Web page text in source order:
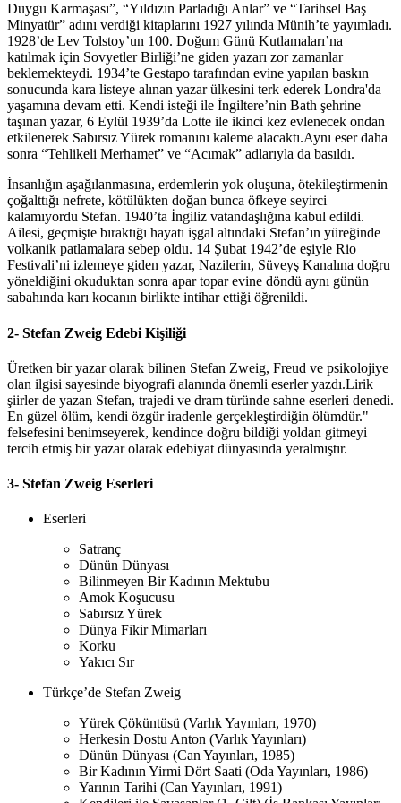
Duygu Karmaşası”, “Yıldızın Parladığı Anlar” ve “Tarihsel Baş
Minyatür” adını verdiği kitaplarını 1927 yılında Münih’te yayımladı.
1928’de Lev Tolstoy’un 100. Doğum Günü Kutlamaları’na
katılmak için Sovyetler Birliği’ne giden yazarı zor zamanlar
beklemekteydi. 1934’te Gestapo tarafından evine yapılan baskın
sonucunda kara listeye alınan yazar ülkesini terk ederek Londra'da
yaşamına devam etti. Kendi isteği ile İngiltere’nin Bath şehrine
taşınan yazar, 6 Eylül 1939’da Lotte ile ikinci kez evlenecek ondan
etkilenerek Sabırsız Yürek romanını kaleme alacaktı.Aynı eser daha
sonra “Tehlikeli Merhamet” ve “Acımak” adlarıyla da basıldı.
İnsanlığın aşağılanmasına, erdemlerin yok oluşuna, ötekileştirmenin
çoğalttığı nefrete, kötülükten doğan bunca öfkeye seyirci
kalamıyordu Stefan. 1940’ta İngiliz vatandaşlığına kabul edildi.
Ailesi, geçmişte bıraktığı hayatı işgal altındaki Stefan’ın yüreğinde
volkanik patlamalara sebep oldu. 14 Şubat 1942’de eşiyle Rio
Festivali’ni izlemeye giden yazar, Nazilerin, Süveyş Kanalına doğru
yöneldiğini okuduktan sonra apar topar evine döndü aynı günün
sabahında karı kocanın birlikte intihar ettiği öğrenildi.
2- Stefan Zweig Edebi Kişiliği
Üretken bir yazar olarak bilinen Stefan Zweig, Freud ve psikolojiye
olan ilgisi sayesinde biyografi alanında önemli eserler yazdı.Lirik
şiirler de yazan Stefan, trajedi ve dram türünde sahne eserleri denedi.
En güzel ölüm, kendi özgür iradenle gerçekleştirdiğin ölümdür."
felsefesini benimseyerek, kendince doğru bildiği yoldan gitmeyi
tercih etmiş bir yazar olarak edebiyat dünyasında yeralmıştır.
3- Stefan Zweig Eserleri
Eserleri
Satranç
Dünün Dünyası
Bilinmeyen Bir Kadının Mektubu
Amok Koşucusu
Sabırsız Yürek
Dünya Fikir Mimarları
Korku
Yakıcı Sır
Türkçe’de Stefan Zweig
Yürek Çöküntüsü (Varlık Yayınları, 1970)
Herkesin Dostu Anton (Varlık Yayınları)
Dünün Dünyası (Can Yayınları, 1985)
Bir Kadının Yirmi Dört Saati (Oda Yayınları, 1986)
Yarının Tarihi (Can Yayınları, 1991)